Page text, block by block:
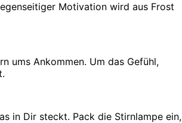
Motivation wird aus Frost
ums Ankommen. Um das Gefühl,
in Dir steckt. Pack die Stirnlampe ein,